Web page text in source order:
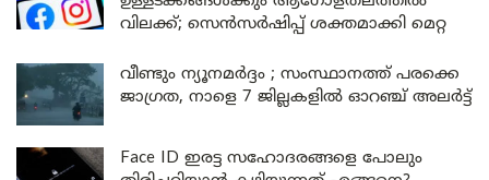
വിലക്ക്; സെൻസർഷിപ്പ് ശക്തമാക്കി മെറ്റ
വീണ്ടും ന്യൂനമർദ്ദം ; സംസ്ഥാനത്ത് പരക്കെ
ജാഗ്രത, നാളെ 7 ജില്ലകളിൽ ഓറഞ്ച് അലർട്ട്
Face ID ഇരട്ട സഹോദരങ്ങളെ പോലും